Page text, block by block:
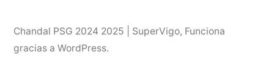
Chandal PSG 2024 2025 | SuperVigo, Funciona
gracias a WordPress.